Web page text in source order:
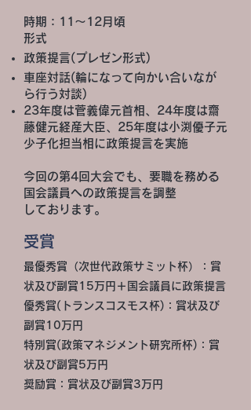
時期：11～12月頃
形式
政策提言(プレゼン形式)
車座対話(輪になって向かい合いなが
ら行う対談)
​23年度は菅義偉元首相、24年度は齋
藤健元経産大臣、25年度は小渕優子元
少子化担当相に政策提言を実施
​今回の第4回大会でも、要職を務める
国会議員への政策提言を調整
しております。
​受賞
最優秀賞（次世代政策サミット杯）
：賞
状及び副賞15万円＋国会議員に政策提言
優秀賞(トランスコスモス杯)：賞状及び
副賞10万円
特別賞(政策マネジメント研究所杯)：賞
状及び副賞5万円
​奨励賞：賞状及び副賞3万円